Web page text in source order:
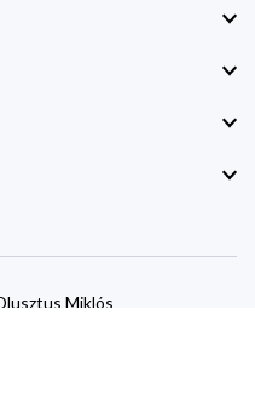
Miklós